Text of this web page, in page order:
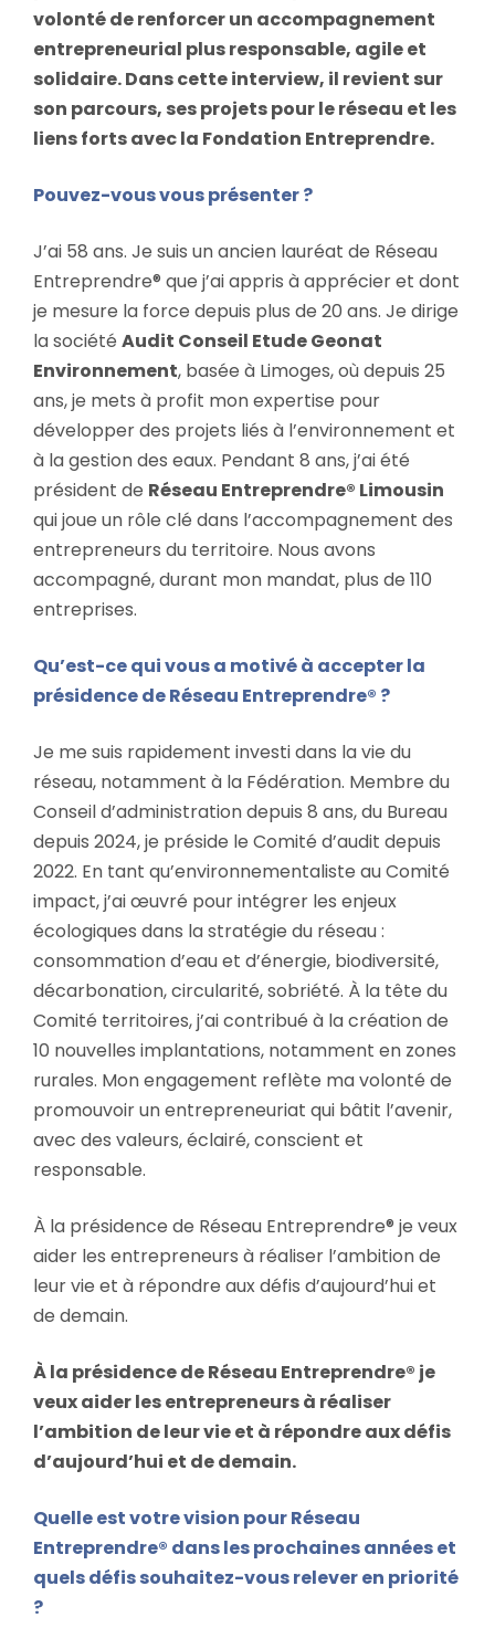
volonté de renforcer un accompagnement
entrepreneurial plus responsable, agile et
solidaire. Dans cette interview, il revient sur
son parcours, ses projets pour le réseau et les
liens forts avec la Fondation Entreprendre.
Pouvez-vous vous présenter ?
J’ai 58 ans. Je suis un ancien lauréat de Réseau
Entreprendre® que j’ai appris à apprécier et dont
je mesure la force depuis plus de 20 ans. Je dirige
la société Audit Conseil Etude Geonat
Environnement, basée à Limoges, où depuis 25
ans, je mets à profit mon expertise pour
développer des projets liés à l’environnement et
à la gestion des eaux. Pendant 8 ans, j’ai été
président de Réseau Entreprendre® Limousin
qui joue un rôle clé dans l’accompagnement des
entrepreneurs du territoire. Nous avons
accompagné, durant mon mandat, plus de 110
entreprises.
Qu’est-ce qui vous a motivé à accepter la
présidence de Réseau Entreprendre® ?
Je me suis rapidement investi dans la vie du
réseau, notamment à la Fédération. Membre du
Conseil d’administration depuis 8 ans, du Bureau
depuis 2024, je préside le Comité d’audit depuis
2022. En tant qu’environnementaliste au Comité
impact, j’ai œuvré pour intégrer les enjeux
écologiques dans la stratégie du réseau :
consommation d’eau et d’énergie, biodiversité,
décarbonation, circularité, sobriété. À la tête du
Comité territoires, j’ai contribué à la création de
10 nouvelles implantations, notamment en zones
rurales. Mon engagement reflète ma volonté de
promouvoir un entrepreneuriat qui bâtit l’avenir,
avec des valeurs, éclairé, conscient et
responsable.
À la présidence de Réseau Entreprendre® je veux
aider les entrepreneurs à réaliser l’ambition de
leur vie et à répondre aux défis d’aujourd’hui et
de demain.
À la présidence de Réseau Entreprendre® je
veux aider les entrepreneurs à réaliser
l’ambition de leur vie et à répondre aux défis
d’aujourd’hui et de demain.
Quelle est votre vision pour Réseau
Entreprendre® dans les prochaines années et
quels défis souhaitez-vous relever en priorité
?